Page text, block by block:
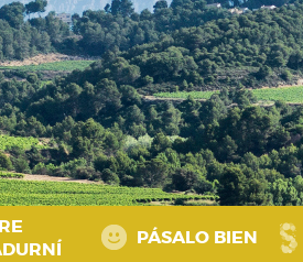
PÁSALO BIEN